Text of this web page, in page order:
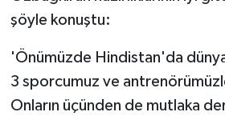
şöyle konuştu:
'Önümüzde Hindistan'da
3 sporcumuz ve
Onların üçünden de mutlaka